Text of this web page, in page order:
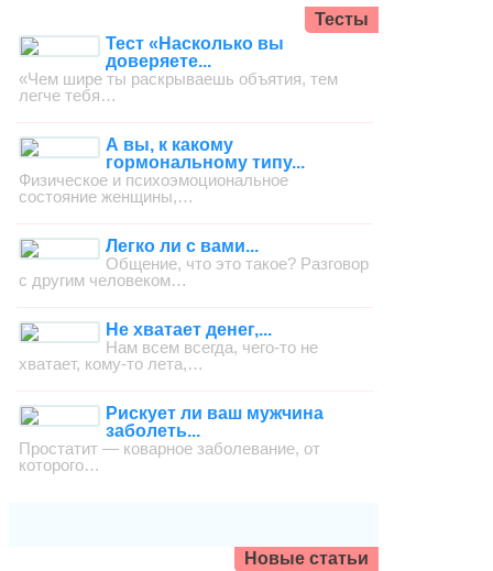
Тесты
Тест «Насколько вы
доверяете...
«Чем шире ты раскрываешь объятия, тем
легче тебя…
А вы, к какому
гормональному типу...
Физическое и психоэмоциональное
состояние женщины,…
Легко ли с вами...
Общение, что это такое? Разговор
с другим человеком…
Не хватает денег,...
Нам всем всегда, чего-то не
хватает, кому-то лета,…
Рискует ли ваш мужчина
заболеть...
Простатит — коварное заболевание, от
которого…
Новые статьи